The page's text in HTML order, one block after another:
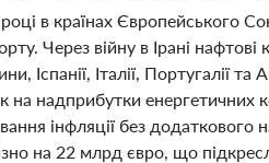
в країнах Європейського
Через війну в Ірані
Іспанії, Італії, Португалії
на надприбутки енергетичних
інфляції без
на 22 млрд євро, що